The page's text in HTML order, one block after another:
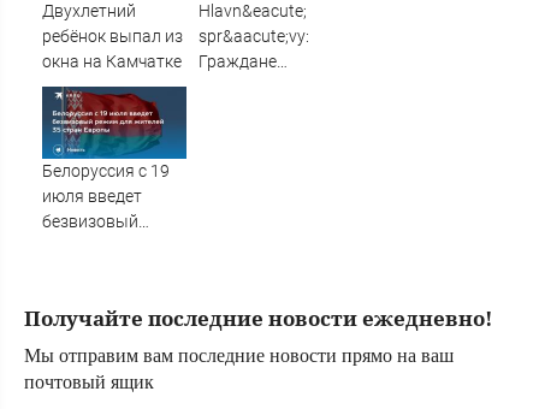
Двухлетний
ребёнок выпал из
окна на Камчатке
Hlavn&eacute;
spr&aacute;vy:
Граждане
Белоруссия с 19
июля введет
безвизовый
Получайте последние новости ежедневно!
Мы отправим вам последние новости прямо на ваш
почтовый ящик